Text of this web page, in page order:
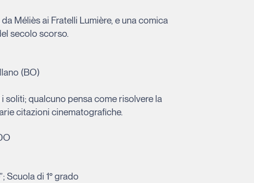
Méliès ai Fratelli Lumière, e una comica
secolo scorso.
(BO)
soliti; qualcuno pensa come risolvere la
citazioni cinematografiche.
Scuola di 1° grado